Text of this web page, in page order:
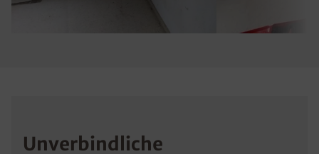
Unverbindliche